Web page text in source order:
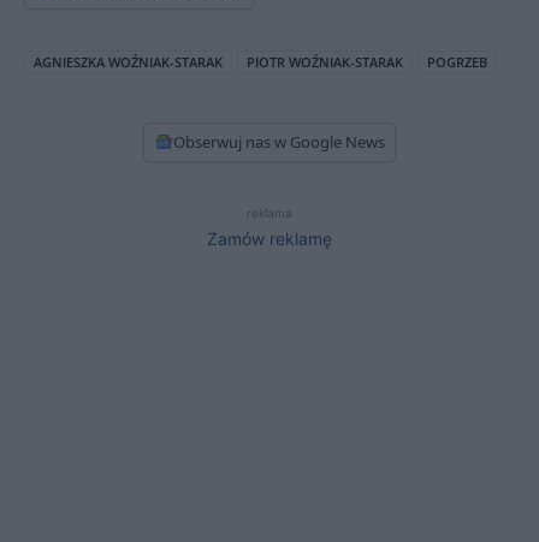
AGNIESZKA WOŹNIAK-STARAK PIOTR WOŹNIAK-STARAK POGRZEB
Obserwuj nas w Google News
reklama
Zamów reklamę